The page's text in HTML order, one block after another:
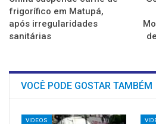
frigorífico em Matupá,
após irregularidades
sanitárias
VOCÊ PODE GOSTAR TAMBÉM
VIDEOS